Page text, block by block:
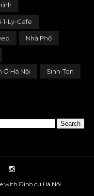
1-Ly-Cafe
Nhà Phố
Ở Hà Nội Sinh-Ton
with Định cư Hà Nội